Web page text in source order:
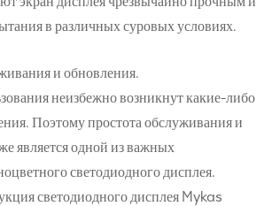
в различных суровых условиях.
и обновления.
неизбежно возникнут какие-либо
Поэтому простота обслуживания и
является одной из важных
светодиодного дисплея.
светодиодного дисплея Mykas